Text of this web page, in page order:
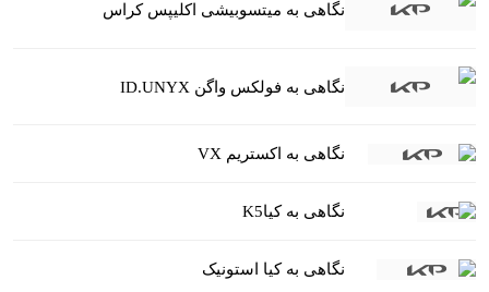
نگاهی به میتسوبیشی اکلیپس کراس
نگاهی به فولکس واگن ID.UNYX
نگاهی به اکستریم VX
نگاهی به کیاK5
نگاهی به کیا استونیک